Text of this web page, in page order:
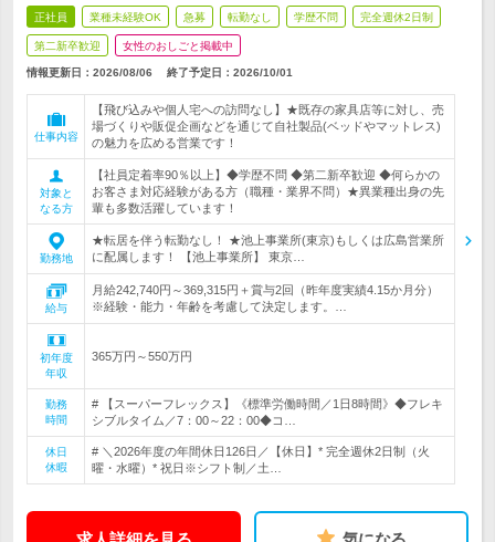
正社員 業種未経験OK 急募 転勤なし 学歴不問 完全週休2日制
第二新卒歓迎 女性のおしごと掲載中
情報更新日：2026/08/06 終了予定日： 2026/10/01
仕事内容
【飛び込みや個人宅への訪問なし】★既存の家具店等に対し、売
場づくりや販促企画などを通じて自社製品(ベッドやマットレス)
の魅力を広める営業です！
対象と
なる方
【社員定着率90％以上】◆学歴不問 ◆第二新卒歓迎 ◆何らかの
お客さま対応経験がある方（職種・業界不問）★異業種出身の先
輩も多数活躍しています！
勤務地
★転居を伴う転勤なし！ ★池上事業所(東京)もしくは広島営業所
に配属します！ 【池上事業所】 東京…
給与
月給242,740円～369,315円＋賞与2回（昨年度実績4.15か月分）
※経験・能力・年齢を考慮して決定します。…
初年度
年収
365万円～550万円
勤務
時間
# 【スーパーフレックス】《標準労働時間／1日8時間》◆フレキ
シブルタイム／7：00～22：00◆コ…
休日
休暇
# ＼2026年度の年間休日126日／【休日】* 完全週休2日制（火
曜・水曜）* 祝日※シフト制／土…